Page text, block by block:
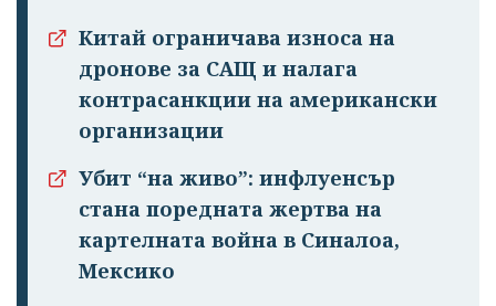
Китай ограничава износа на
дронове за САЩ и налага
контрасанкции на американски
организации
Убит “на живо”: инфлуенсър
стана поредната жертва на
картелната война в Синалоа,
Мексико